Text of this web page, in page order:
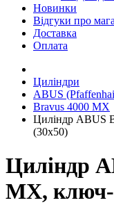
Новинки
Відгуки про
Доставка
Оплата
Циліндри
ABUS
Bravus 4000 MX
Циліндр ABUS
(30х50)
Циліндр
MX,